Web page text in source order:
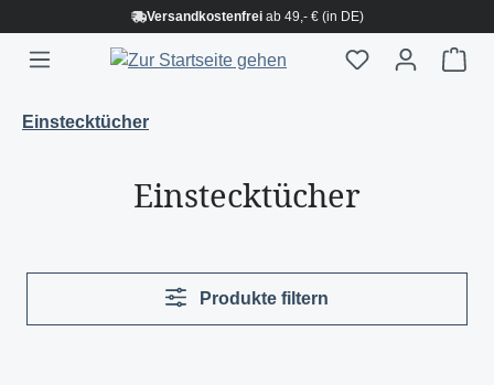
Zum Hauptinhalt springen
Versandkostenfreiab 49,- € (in DE)
Einstecktücher
Einstecktücher
Produkte filtern